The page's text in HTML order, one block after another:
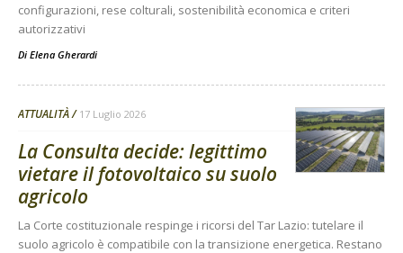
configurazioni, rese colturali, sostenibilità economica e criteri
autorizzativi
Di Elena Gherardi
ATTUALITÀ 17 Luglio 2026
La Consulta decide: legittimo
vietare il fotovoltaico su suolo
agricolo
La Corte costituzionale respinge i ricorsi del Tar Lazio: tutelare il
suolo agricolo è compatibile con la transizione energetica. Restano